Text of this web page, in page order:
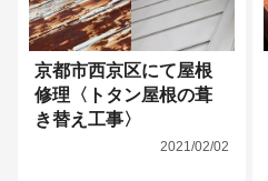
京都市西京区にて屋根
修理〈トタン屋根の葺
き替え工事〉
2021/02/02